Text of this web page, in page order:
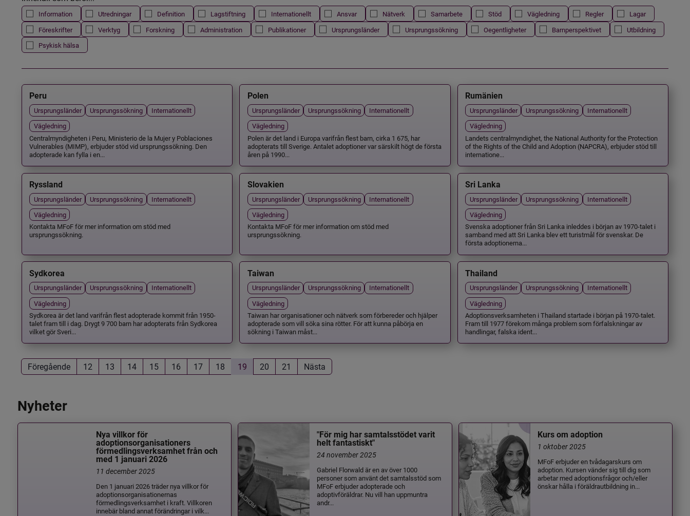
Information Utredningar Definition Lagstiftning Internationellt Ansvar Nätverk Samarbete Stöd Vägledning Regler
Lagar
Föreskrifter
Verktyg Forskning Administration Publikationer Ursprungsländer Ursprungssökning Oegentligheter Barnperspektivet
Utbildning
Psykisk hälsa
Peru
Ursprungsländer Ursprungssökning
Internationellt
Vägledning
Centralmyndigheten i Peru, Ministerio de la Mujer y Poblaciones
Vulnerables (MIMP), erbjuder stöd vid ursprungssökning. Den
adopterade kan fylla i en...
Polen
Ursprungsländer Ursprungssökning
Internationellt
Vägledning
Polen är det land i Europa varifrån flest barn, cirka 1 675, har
adopterats till Sverige. Antalet adoptioner var särskilt högt de första
åren på 1990...
Rumänien
Ursprungsländer Ursprungssökning
Internationellt
Vägledning
Landets centralmyndighet, the National Authority for the Protection
of the Rights of the Child and Adoption (NAPCRA), erbjuder stöd till
internatione...
Ryssland
Ursprungsländer Ursprungssökning
Internationellt
Vägledning
Kontakta MFoF för mer information om stöd med
ursprungssökning.
Slovakien
Ursprungsländer Ursprungssökning
Internationellt
Vägledning
Kontakta MFoF för mer information om stöd med
ursprungssökning.
Sri Lanka
Ursprungsländer Ursprungssökning
Internationellt
Vägledning
Svenska adoptioner från Sri Lanka inleddes i början av 1970-talet i
samband med att Sri Lanka blev ett turistmål för svenskar. De
första adoptionerna...
Sydkorea
Ursprungsländer Ursprungssökning
Internationellt
Vägledning
Sydkorea är det land varifrån flest adopterade kommit från 1950-
talet fram till i dag. Drygt 9 700 barn har adopterats från Sydkorea
vilket gör Sveri...
Taiwan
Ursprungsländer Ursprungssökning
Internationellt
Vägledning
Taiwan har organisationer och nätverk som förbereder och hjälper
adopterade som vill söka sina rötter. För att kunna påbörja en
sökning i Taiwan måst...
Thailand
Ursprungsländer Ursprungssökning
Internationellt
Vägledning
Adoptionsverksamheten i Thailand startade i början på 1970-talet.
Fram till 1977 förekom många problem som förfalskningar av
handlingar, falska ident...
Föregående 12 13 14 15 16 17 18 19 20 21 Nästa
Nyheter
Nya villkor för
adoptionsorganisationers
förmedlingsverksamhet från och
med 1 januari 2026
11 december 2025
Den 1 januari 2026 träder nya villkor för
adoptionsorganisationernas
förmedlingsverksamhet i kraft. Villkoren
innebär bland annat förändringar i vilk...
"För mig har samtalsstödet varit
helt fantastiskt"
24 november 2025
Gabriel Florwald är en av över 1000
personer som använt det samtalsstöd som
MFoF erbjuder adopterade och
adoptivföräldrar. Nu vill han uppmuntra
andr...
Kurs om adoption
1 oktober 2025
MFoF erbjuder en tvådagarskurs om
adoption. Kursen vänder sig till dig som
arbetar med adoptionsfrågor och/eller
önskar hålla i föräldrautbildning in...